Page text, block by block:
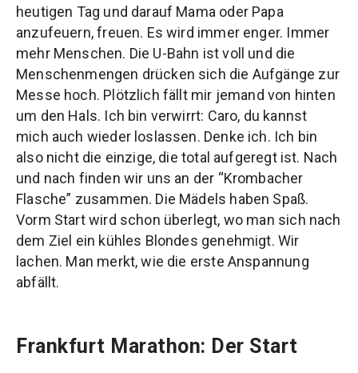
heutigen Tag und darauf Mama oder Papa
anzufeuern, freuen. Es wird immer enger. Immer
mehr Menschen. Die U-Bahn ist voll und die
Menschenmengen drücken sich die Aufgänge zur
Messe hoch. Plötzlich fällt mir jemand von hinten
um den Hals. Ich bin verwirrt: Caro, du kannst
mich auch wieder loslassen. Denke ich. Ich bin
also nicht die einzige, die total aufgeregt ist. Nach
und nach finden wir uns an der “Krombacher
Flasche” zusammen. Die Mädels haben Spaß.
Vorm Start wird schon überlegt, wo man sich nach
dem Ziel ein kühles Blondes genehmigt. Wir
lachen. Man merkt, wie die erste Anspannung
abfällt.
Frankfurt Marathon: Der Start